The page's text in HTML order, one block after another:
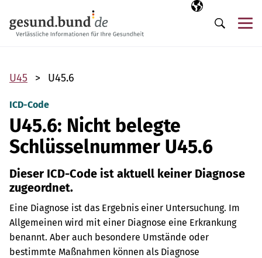
Ausgewählte
DE
Suche
U45 U45.6
ICD-Code
U45.6: Nicht belegte
Schlüsselnummer U45.6
Dieser ICD-Code ist aktuell keiner Diagnose
zugeordnet.
Eine Diagnose ist das Ergebnis einer Untersuchung. Im
Allgemeinen wird mit einer Diagnose eine Erkrankung
benannt. Aber auch besondere Umstände oder
bestimmte Maßnahmen können als Diagnose